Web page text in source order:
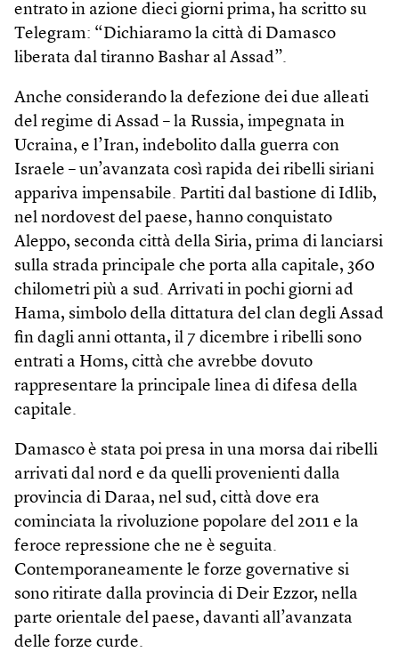
entrato in azione dieci giorni prima, ha scritto su
Telegram: “Dichiaramo la città di Damasco
liberata dal tiranno Bashar al Assad”.
Anche considerando la defezione dei due alleati
del regime di Assad – la Russia, impegnata in
Ucraina, e l’Iran, indebolito dalla guerra con
Israele – un’avanzata così rapida dei ribelli siriani
appariva impensabile. Partiti dal bastione di Idlib,
nel nordovest del paese, hanno conquistato
Aleppo, seconda città della Siria, prima di lanciarsi
sulla strada principale che porta alla capitale, 360
chilometri più a sud. Arrivati in pochi giorni ad
Hama, simbolo della dittatura del clan degli Assad
fin dagli anni ottanta, il 7 dicembre i ribelli sono
entrati a Homs, città che avrebbe dovuto
rappresentare la principale linea di difesa della
capitale.
Damasco è stata poi presa in una morsa dai ribelli
arrivati dal nord e da quelli provenienti dalla
provincia di Daraa, nel sud, città dove era
cominciata la rivoluzione popolare del 2011 e la
feroce repressione che ne è seguita.
Contemporaneamente le forze governative si
sono ritirate dalla provincia di Deir Ezzor, nella
parte orientale del paese, davanti all’avanzata
delle forze curde.